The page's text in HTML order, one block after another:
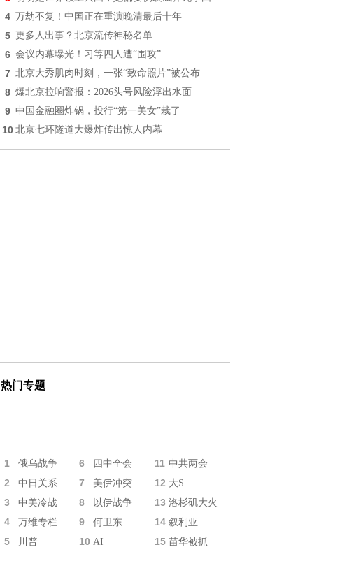
4 万劫不复！中国正在重演晚清最后十年
5 更多人出事？北京流传神秘名单
6 会议内幕曝光！习等四人遭“围攻”
7 北京大秀肌肉时刻，一张“致命照片”被公布
8 爆北京拉响警报：2026头号风险浮出水面
9 中国金融圈炸锅，投行“第一美女”栽了
10 北京七环隧道大爆炸传出惊人内幕
热门专题
1 俄乌战争 6 四中全会 11 中共两会
2 中日关系 7 美伊冲突 12 大S
3 中美冷战 8 以伊战争 13 洛杉矶大火
4 万维专栏 9 何卫东 14 叙利亚
5 川普 10 AI 15 苗华被抓